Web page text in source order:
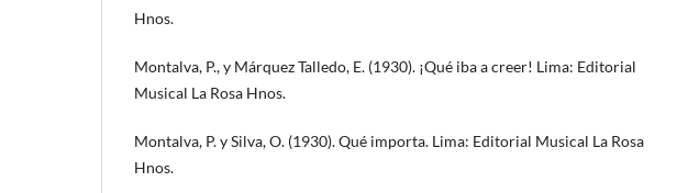
Hnos.
Montalva, P., y Márquez Talledo, E. (1930). ¡Qué iba a creer! Lima: Editorial
Musical La Rosa Hnos.
Montalva, P. y Silva, O. (1930). Qué importa. Lima: Editorial Musical La Rosa
Hnos.